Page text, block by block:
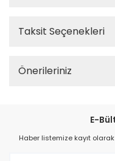
Taksit Seçenekleri
Önerileriniz
E-
Haber listemize kayıt